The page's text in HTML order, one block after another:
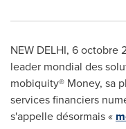
NEW DELHI, 6 octobre
leader mondial des
mobiquity® Money, sa
services financiers
s'appelle désormais «